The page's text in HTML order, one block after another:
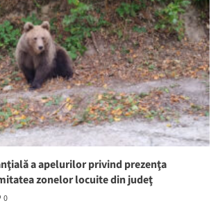
a apelurilor privind prezenţa
zonelor locuite din judeţ
0